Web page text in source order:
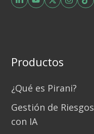
Productos
¿Qué es Pirani?
Gestión de Riesgos
con IA